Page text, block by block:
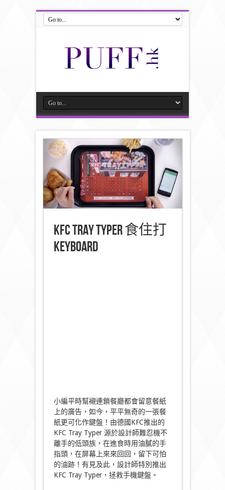
KFC Tray Typer 食住打
Keyboard
小編平時幫襯連鎖餐廳都會留意餐紙
上的廣告，如今，平平無奇的一張餐
紙更可化作鍵盤！由德國KFC推出的
KFC Tray Typer 源於設計師難忍機不
離手的低頭族，在進食時用油膩的手
指頭，在屏幕上來來回回，留下可怕
的油跡！有見及此，設計師特別推出
KFC Tray Typer，拯救手機鍵盤。